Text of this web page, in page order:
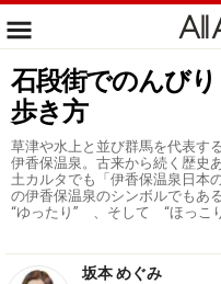
石段街でのんび
歩き方
草津や水上と並び群馬を代表す
伊香保温泉。古来から続く歴史
土カルタでも「伊香保温泉日本
の伊香保温泉のシンボルでもあ
“ゆったり” 、そして “ほっこ
坂本 めぐみ